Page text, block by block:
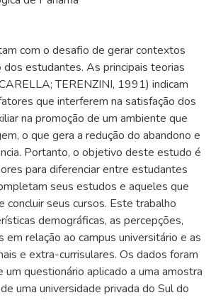
com o desafio de gerar contextos
estudantes. As principais teorias
TERENZINI, 1991) indicam
que interferem na satisfação dos
na promoção de um ambiente que
o que gera a redução do abandono e
Portanto, o objetivo deste estudo é
para diferenciar entre estudantes
seus estudos e aqueles que
concluir seus cursos. Este trabalho
demográficas, as percepções,
relação ao campus universitário e as
e extra-currisulares. Os dados foram
questionário aplicado a uma amostra
uma universidade privada do Sul do